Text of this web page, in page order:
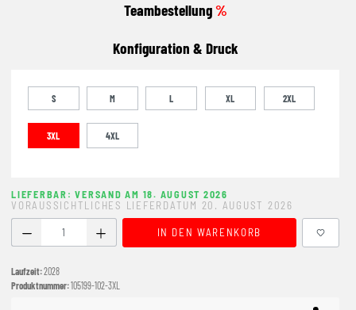
Teambestellung%
Konfiguration & Druck
S M L XL 2XL
3XL 4XL
LIEFERBAR: VERSAND AM 18. AUGUST 2026
VORAUSSICHTLICHES LIEFERDATUM 20. AUGUST 2026
Produkt Anzahl: Gib den gewünschten Wert ein oder
IN DEN WARENKORB
Laufzeit:2028
Produktnummer:105199-102-3XL